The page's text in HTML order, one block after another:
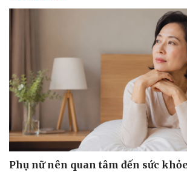
Phụ nữ nên quan tâm đến sức